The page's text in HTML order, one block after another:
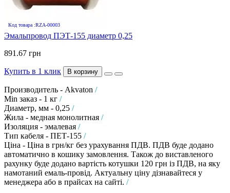
Код товара :RZA-00003
Эмальпровод ПЭТ-155 диаметр 0,25
891.67 грн
Купить в 1 клик В корзину
Производитель - Akvaton /
Min заказ - 1 кг /
Диаметр, мм - 0,25 /
Жила - медная монолитная /
Изоляция - эмалевая /
Тип кабеля - ПЕТ-155 /
Ціна - Ціна в грн/кг без урахування ПДВ. ПДВ буде додано
автоматично в кошику замовлення. Також до виставленого
рахунку буде додано вартість котушки 120 грн із ПДВ, на яку
намотаний емаль-провід. Актуальну ціну дізнавайтеся у
менеджера або в прайсах на сайті. /